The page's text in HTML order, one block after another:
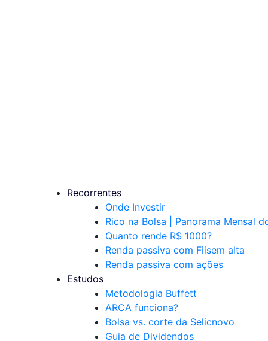
Recorrentes
Onde Investir
Rico na Bolsa | Panorama Mensal
Quanto rende R$ 1000?
Renda passiva com Fiisem alta
Renda passiva com ações
Estudos
Metodologia Buffett
ARCA funciona?
Bolsa vs. corte da Selicnovo
Guia de Dividendos